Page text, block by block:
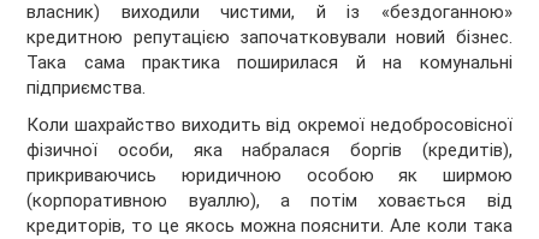
власник) виходили чистими, й із «бездоганною»
кредитною репутацією започатковували новий бізнес.
Така сама практика поширилася й на комунальні
підприємства.
Коли шахрайство виходить від окремої недобросовісної
фізичної особи, яка набралася боргів (кредитів),
прикриваючись юридичною особою як ширмою
(корпоративною вуаллю), а потім ховається від
кредиторів, то це якось можна пояснити. Але коли така